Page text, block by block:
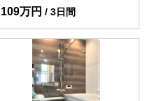
109万円 3日間